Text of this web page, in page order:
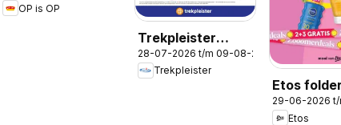
OP is OP
Trekpleister
folder
28-07-2026 t/m 09-08-2026
Trekpleister
Etos
Zomer
29-06-2026
Etos